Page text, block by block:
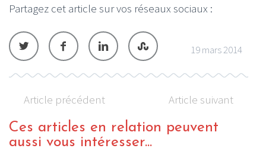
Partagez cet article sur vos réseaux sociaux :
19 mars 2014
Article précédent Article suivant
Ces articles en relation peuvent
aussi vous intéresser...